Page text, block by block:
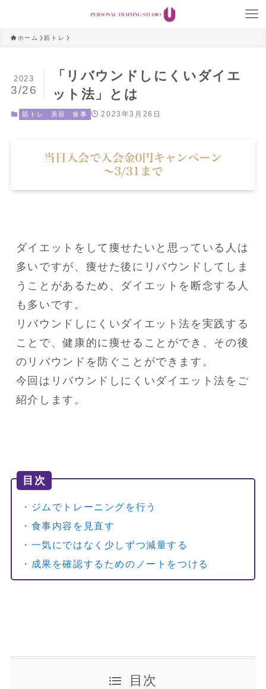
ホーム 筋トレ
「リバウンドしにくいダイエ
ット法」とは
2023
3/26
筋トレ 美容 食事 2023年3月26日
ダイエットをして痩せたいと思っている人は
多いですが、痩せた後にリバウンドしてしま
うことがあるため、ダイエットを断念する人
も多いです。
リバウンドしにくいダイエット法を実践する
ことで、健康的に痩せることができ、その後
のリバウンドを防ぐことができます。
今回はリバウンドしにくいダイエット法をご
紹介します。
目次
・ジムでトレーニングを行う
・食事内容を見直す
・一気にではなく少しずつ減量する
・成果を確認するためのノートをつける
目次